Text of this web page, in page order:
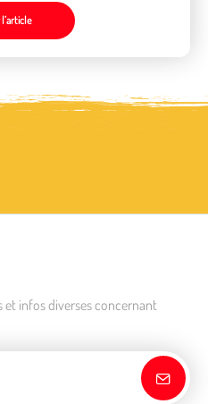
l’article
et infos diverses concernant